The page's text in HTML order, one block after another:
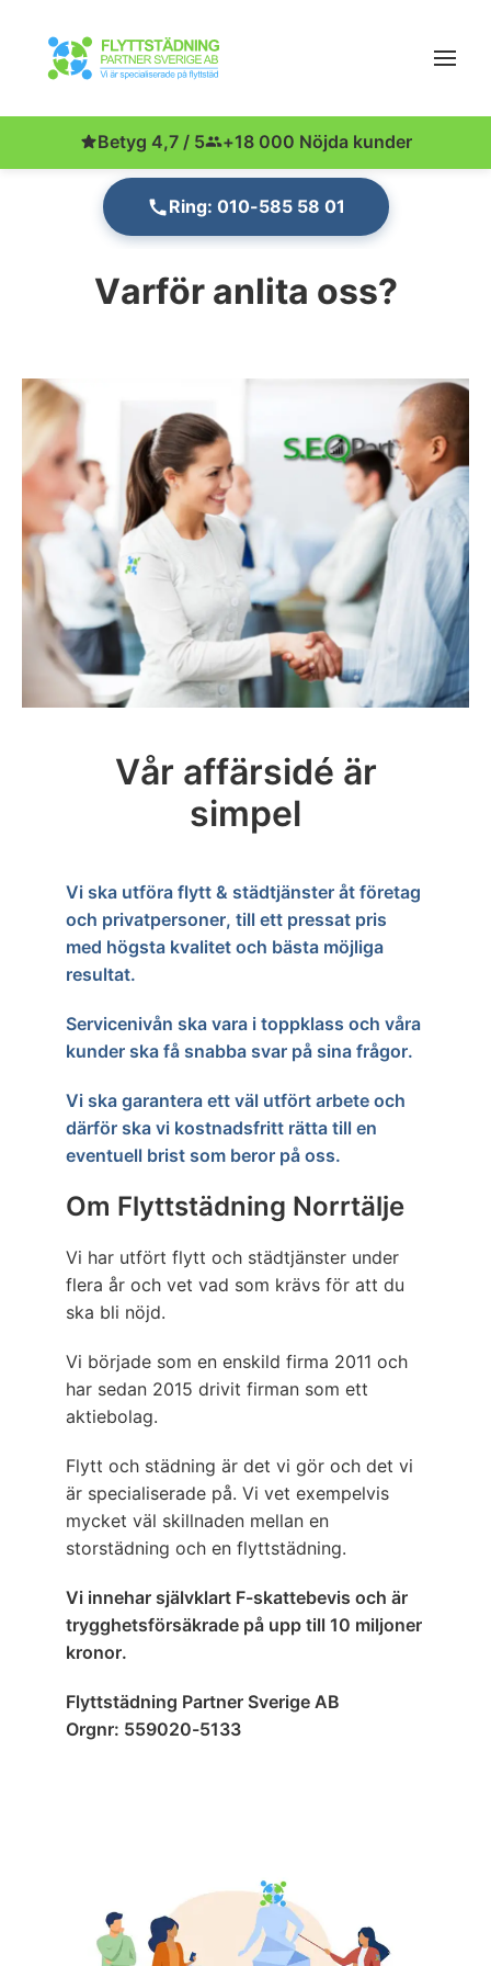
Betyg 4,7 / 5 +18 000 Nöjda kunder
Ring: 010-585 58 01
Varför anlita oss?
Vår affärsidé är
simpel
Vi ska utföra flytt & städtjänster åt företag
och privatpersoner, till ett pressat pris
med högsta kvalitet och bästa möjliga
resultat.
Servicenivån ska vara i toppklass och våra
kunder ska få snabba svar på sina frågor.
Vi ska garantera ett väl utfört arbete och
därför ska vi kostnadsfritt rätta till en
eventuell brist som beror på oss.
Om Flyttstädning Norrtälje
Vi har utfört flytt och städtjänster under
flera år och vet vad som krävs för att du
ska bli nöjd.
Vi började som en enskild firma 2011 och
har sedan 2015 drivit firman som ett
aktiebolag.
Flytt och städning är det vi gör och det vi
är specialiserade på. Vi vet exempelvis
mycket väl skillnaden mellan en
storstädning och en flyttstädning.
Vi innehar självklart F-skattebevis och är
trygghetsförsäkrade på upp till 10 miljoner
kronor.
Flyttstädning Partner Sverige AB
Orgnr: 559020-5133